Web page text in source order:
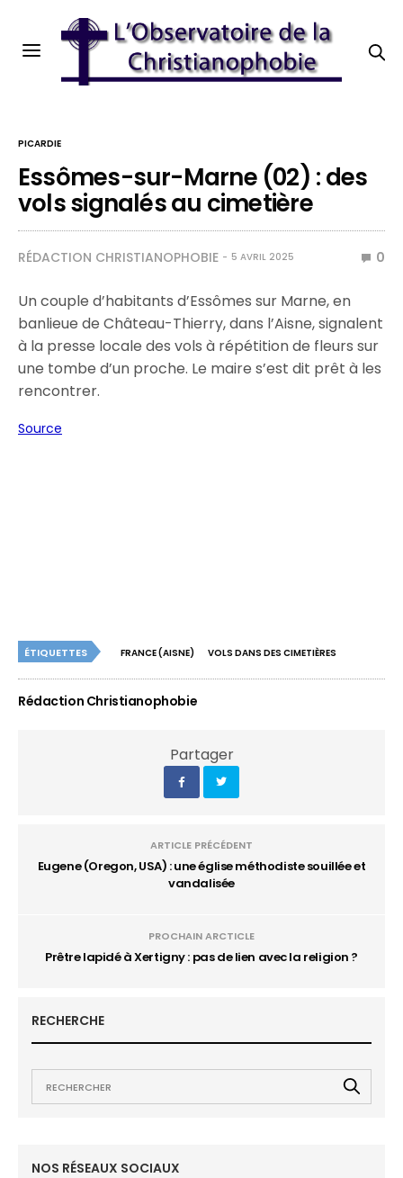
PICARDIE
Essômes-sur-Marne (02) : des
vols signalés au cimetière
RÉDACTION CHRISTIANOPHOBIE 5 AVRIL 2025 0
Un couple d’habitants d’Essômes sur Marne, en
banlieue de Château-Thierry, dans l’Aisne, signalent
à la presse locale des vols à répétition de fleurs sur
une tombe d’un proche. Le maire s’est dit prêt à les
rencontrer.
Source
ÉTIQUETTES FRANCE (AISNE) VOLS DANS DES CIMETIÈRES
Rédaction Christianophobie
Partager
ARTICLE PRÉCÉDENT
Eugene (Oregon, USA) : une église méthodiste souillée et
vandalisée
PROCHAIN ARCTICLE
Prêtre lapidé à Xertigny : pas de lien avec la religion ?
RECHERCHE
NOS RÉSEAUX SOCIAUX